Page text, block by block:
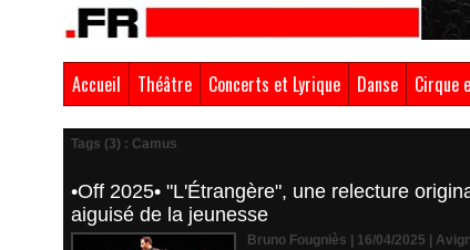
Accueil Théâtre Concerts et Lyrique Danse Cirque
Tags (3) : Camus
•Off 2025• "L'Étrangère", une relecture
aiguisé de la jeunesse
Bruno Fougniès | 16/04/2025